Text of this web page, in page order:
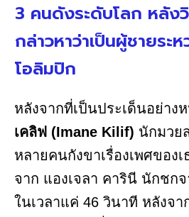
3 คนดังระดับโลก หลั
กล่าวหาว่าเป็นผู้ชายระ
โอลิมปิก
หลังจากที่เป็นประเด็นอย่าง
เคลิฟ (Imane Kilif) นักมวย
หลายคนกังขาเรื่องเพศของ
จาก แองเจลา คารินี นักชก
ในเวลาแค่ 46 วินาที หลังจ